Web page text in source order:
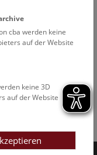
cba werden keine
auf der Website
keine 3D
auf der Website